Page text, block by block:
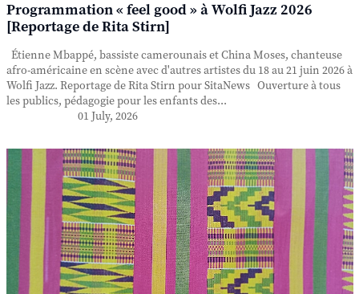
Programmation « feel good » à Wolfi Jazz 2026
[Reportage de Rita Stirn]
Étienne Mbappé, bassiste camerounais et China Moses, chanteuse
afro-américaine en scène avec d'autres artistes du 18 au 21 juin 2026 à
Wolfi Jazz. Reportage de Rita Stirn pour SitaNews Ouverture à tous
les publics, pédagogie pour les enfants des...
01 July, 2026